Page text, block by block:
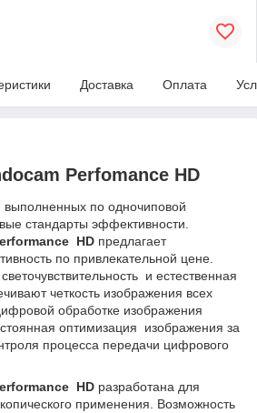
Доставка Оплата
Perfomance HD
по одночиповой
стандарты эффективности.
HD предлагает
по привлекательной цене.
и естественная
четкость изображения всех
обработке изображения
оптимизация изображения за
процесса передачи цифрового
HD разработана для
применения. Возможность